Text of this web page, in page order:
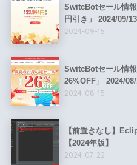
SwitcBotセール情
円引き」 2024/09/
2024-09-15
SwitcBotセール情
26%OFF」 2024/
2024-08-15
【前置きなし】
【2024年版】
2024-07-22